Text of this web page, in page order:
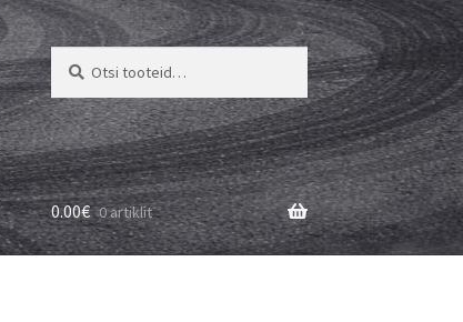
Otsi:
Otsi
0.00€ 0 artiklit